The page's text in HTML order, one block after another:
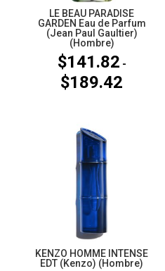
LE BEAU PARADISE
GARDEN Eau de Parfum
(Jean Paul Gaultier)
(Hombre)
$141.82 -
$189.42
KENZO HOMME INTENSE
EDT (Kenzo) (Hombre)